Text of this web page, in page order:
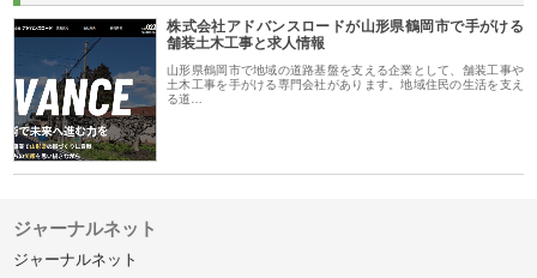
株式会社アドバンスロードが山形県鶴岡市で手がける
舗装土木工事と求人情報
山形県鶴岡市で地域の道路基盤を支える企業として、舗装工事や
土木工事を手がける専門会社があります。地域住民の生活を支え
る道…
ジャーナルネット
ジャーナルネット